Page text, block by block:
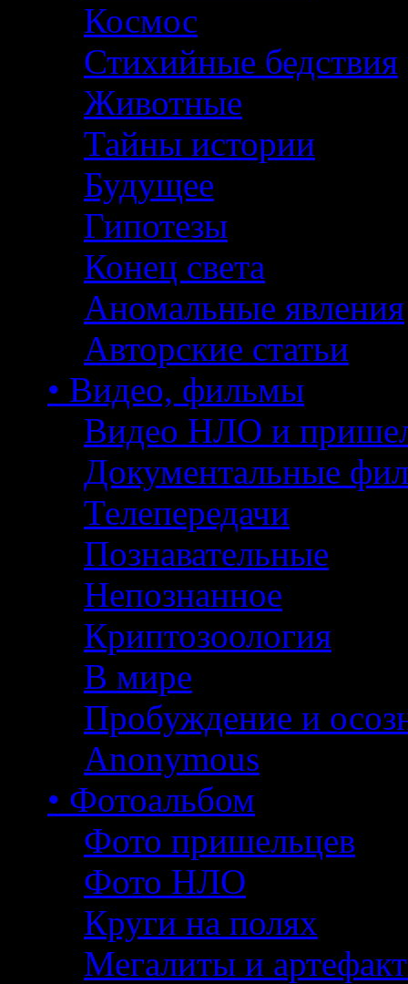
Космос
Стихийные бедствия
Животные
Тайны истории
Будущее
Гипотезы
Конец света
Аномальные явления
Авторские статьи
• Видео, фильмы
Видео НЛО и
Документальные
Телепередачи
Познавательные
Непознанное
Криптозоология
В мире
Пробуждение и
Anonymous
• Фотоальбом
Фото пришельцев
Фото НЛО
Круги на полях
Мегалиты и